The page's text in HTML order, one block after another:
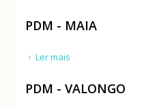
PDM - MAIA
Ler mais
PDM - VALONGO